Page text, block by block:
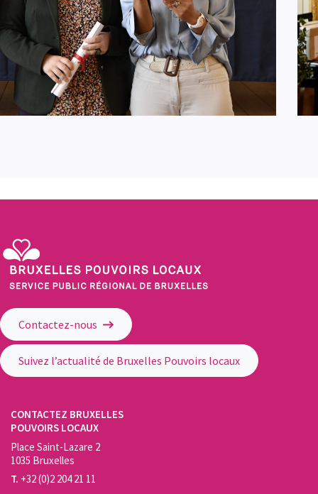
Contactez-nous
Suivez l’actualité de Bruxelles Pouvoirs locaux
CONTACTEZ BRUXELLES
POUVOIRS LOCAUX
Place Saint-Lazare 2
1035 Bruxelles
T. +32 (0)2 204 21 11